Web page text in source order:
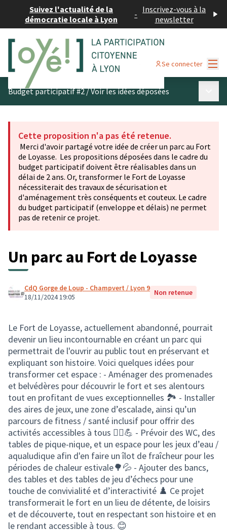
Suivez l'actualité de la
démocratie locale à Lyon
- Inscrivez-vous à la
newsletter
Se connecter
Budget participatif #2/Voir les idées déposées
Cette proposition n'a pas été retenue.
Merci d'avoir partagé votre idée de créer un parc au Fort
de Loyasse. Les propositions déposées dans le cadre du
budget participatif doivent être réalisables dans un
délai de 2 ans. Or, transformer le Fort de Loyasse
nécessiterait des travaux de sécurisation et
d'aménagement très conséquents et couteux. Le cadre
du budget participatif (enveloppe et délais) ne permet
pas de retenir ce projet.
Un parc au Fort de Loyasse
CdQ Gorge de Loup - Champvert / Lyon 9
18/11/2024 19:05
Non retenue
Le Fort de Loyasse, actuellement abandonné, pourrait
devenir un lieu incontournable en créant un parc qui
permettrait de l'ouvrir au public tout en préservant et
expliquant son histoire. Voici quelques idées pour
transformer cet espace : - Aménager des promenades
et belvédères pour découvrir le fort et ses alentours
tout en profitant de vues exceptionnelles 🏞️ - Installer
des aires de jeux, une zone d’escalade, ainsi qu’un
parcours de fitness / santé inclusif pour offrir des
activités accessibles à tous 🧗‍♂️💪 - Prévoir des WC, des
tables de pique-nique, et un espace pour les jeux d’eau /
aqualudique afin d'en faire un îlot de fraîcheur pour les
périodes de chaleur estivale🌳💦 - Ajouter des bancs,
des tables et des tables de jeu d’échecs pour une
touche de convivialité et d’interactivité ♟️ Ce projet
transformerait le fort en un lieu de détente, de loisirs
et de découverte, tout en respectant son histoire et en
le rendant accessible à tous. 😊